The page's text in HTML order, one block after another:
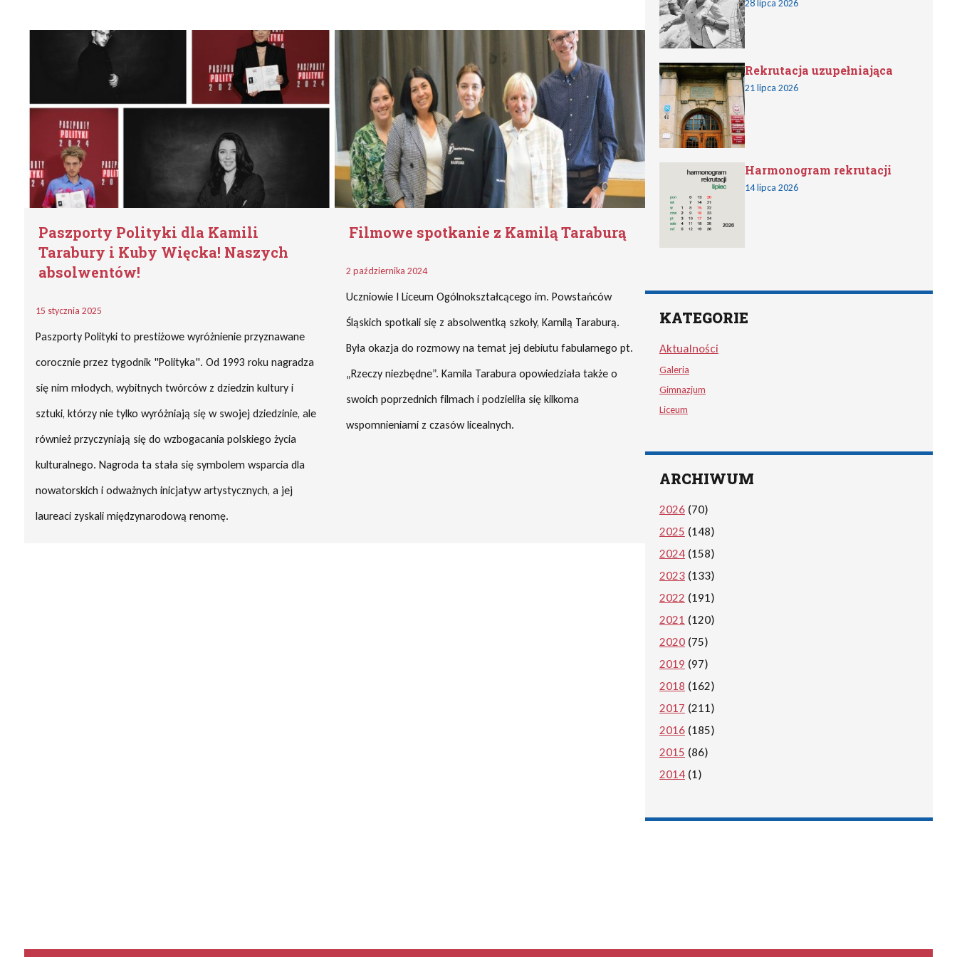
Paszporty Polityki dla Kamili
Tarabury i Kuby Więcka! Naszych
absolwentów!
15 stycznia 2025
Paszporty Polityki to prestiżowe wyróżnienie przyznawane
corocznie przez tygodnik "Polityka". Od 1993 roku nagradza
się nim młodych, wybitnych twórców z dziedzin kultury i
sztuki, którzy nie tylko wyróżniają się w swojej dziedzinie, ale
również przyczyniają się do wzbogacania polskiego życia
kulturalnego. Nagroda ta stała się symbolem wsparcia dla
nowatorskich i odważnych inicjatyw artystycznych, a jej
laureaci zyskali międzynarodową renomę.
Filmowe spotkanie z Kamilą Taraburą
2 października 2024
Uczniowie I Liceum Ogólnokształcącego im. Powstańców
Śląskich spotkali się z absolwentką szkoły, Kamilą Taraburą.
Była okazja do rozmowy na temat jej debiutu fabularnego pt.
„Rzeczy niezbędne”. Kamila Tarabura opowiedziała także o
swoich poprzednich filmach i podzieliła się kilkoma
wspomnieniami z czasów licealnych.
28 lipca 2026
Rekrutacja uzupełniająca
21 lipca 2026
Harmonogram rekrutacji
14 lipca 2026
KATEGORIE
Aktualności
Galeria
Gimnazjum
Liceum
ARCHIWUM
2026(70)
2025 (148)
2024(158)
2023(133)
2022 (191)
2021 (120)
2020(75)
2019 (97)
2018 (162)
2017 (211)
2016(185)
2015 (86)
2014(1)